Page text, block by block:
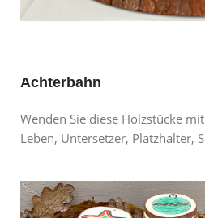
Achterbahn
Wenden Sie diese Holzstücke
Leben, Untersetzer, Platzhalter,